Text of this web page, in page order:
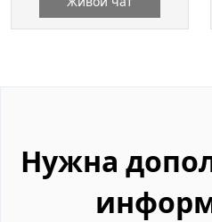
Нужна